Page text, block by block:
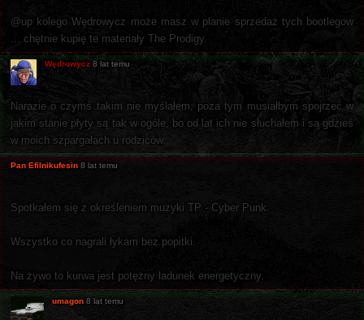
@up kolego Wędrowycz może masz w planie sprzedaż tych bootlegow
... chętnie kupię te materiały The Prodigy.
Wędrowycz 8 lat temu
Narazie o czymś takim nie myślałem, poza tym musiałbym spojrzeć w
jakim stanie płyty są tak w ogóle, bo od lat ich nie słuchałem i są gdzieś
w moich szpargałach u rodziców.
Pan Efilnikufesin 8 lat temu
Spotkałem się z określeniem muzyki TP - Cyber Punk.
Wszystko co nagrali łykam bez popitki.
Na żywo to kurwa jest potężny ładunek energetyczny.
umagon 8 lat temu